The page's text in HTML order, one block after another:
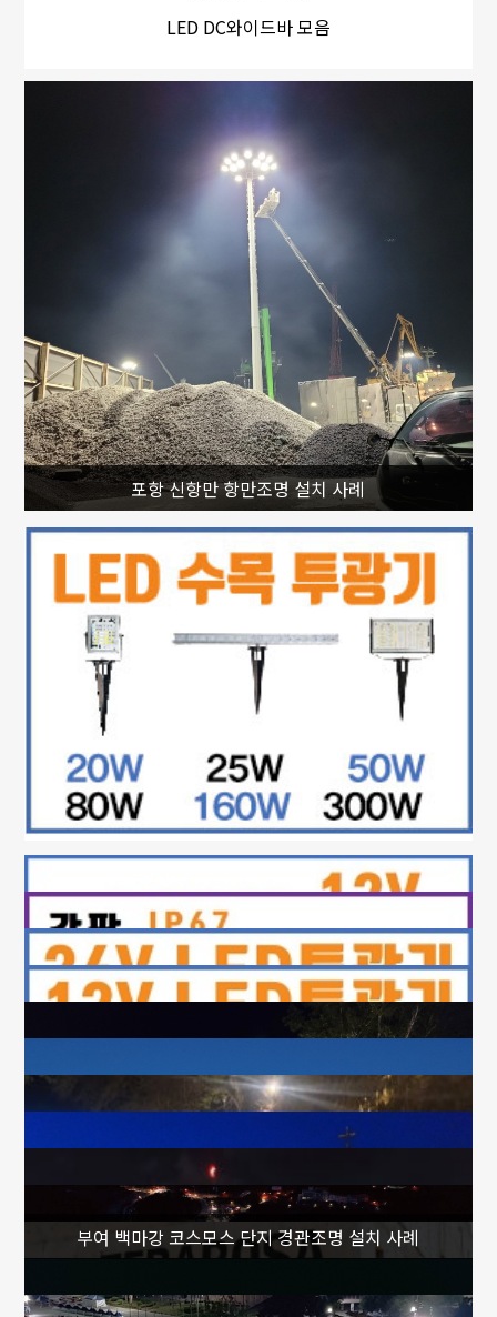
LED DC와이드바 모음
포항 신항만 항만조명 설치 사례
부여 백마강 코스모스 단지 경관조명 설치 사례